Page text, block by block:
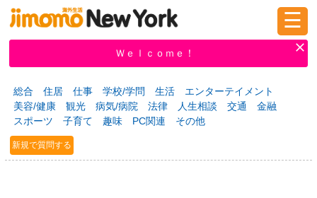
新規登録
掲示板 タウン情報 教えて！
☰
Ｗｅｌｃｏｍｅ！
総合 住居 仕事 学校/学問 生活
エンターテイメント
美容/健康
観光 病気/病院 法律 人生相談 交通
金融
スポーツ
子育て 趣味 PC関連 その他
新規で質問する